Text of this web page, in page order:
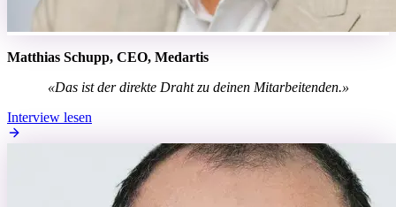
Matthias Schupp, CEO, Medartis
«Das ist der direkte Draht zu deinen Mitarbeitenden.»
Interview lesen